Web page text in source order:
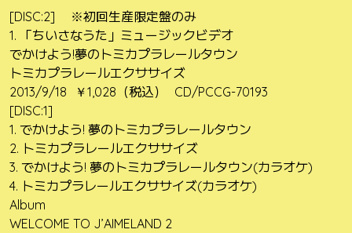
[DISC:2] ※初回生産限定盤のみ
1. 「ちいさなうた」ミュージックビデオ
でかけよう!夢のトミカプラレールタウン
トミカプラレールエクササイズ
2013/9/18 ￥1,028（税込） CD/PCCG-70193
[DISC:1]
1. でかけよう! 夢のトミカプラレールタウン
2. トミカプラレールエクササイズ
3. でかけよう! 夢のトミカプラレールタウン(カラオケ)
4. トミカプラレールエクササイズ(カラオケ)
Album
WELCOME TO J’AIMELAND 2